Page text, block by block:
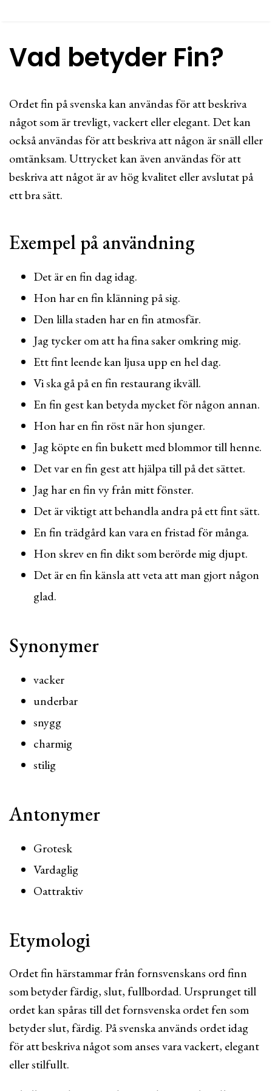
Vad betyder Fin?
Ordet fin på svenska kan användas för att beskriva
något som är trevligt, vackert eller elegant. Det kan
också användas för att beskriva att någon är snäll eller
omtänksam. Uttrycket kan även användas för att
beskriva att något är av hög kvalitet eller avslutat på
ett bra sätt.
Exempel på användning
Det är en fin dag idag.
Hon har en fin klänning på sig.
Den lilla staden har en fin atmosfär.
Jag tycker om att ha fina saker omkring mig.
Ett fint leende kan ljusa upp en hel dag.
Vi ska gå på en fin restaurang ikväll.
En fin gest kan betyda mycket för någon annan.
Hon har en fin röst när hon sjunger.
Jag köpte en fin bukett med blommor till henne.
Det var en fin gest att hjälpa till på det sättet.
Jag har en fin vy från mitt fönster.
Det är viktigt att behandla andra på ett fint sätt.
En fin trädgård kan vara en fristad för många.
Hon skrev en fin dikt som berörde mig djupt.
Det är en fin känsla att veta att man gjort någon
glad.
Synonymer
vacker
underbar
snygg
charmig
stilig
Antonymer
Grotesk
Vardaglig
Oattraktiv
Etymologi
Ordet fin härstammar från fornsvenskans ord finn
som betyder färdig, slut, fullbordad. Ursprunget till
ordet kan spåras till det fornsvenska ordet fen som
betyder slut, färdig. På svenska används ordet idag
för att beskriva något som anses vara vackert, elegant
eller stilfullt.